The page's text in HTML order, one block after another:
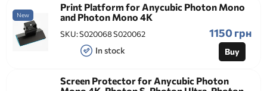
New
Print Platform for Anycubic Photon Mono
and Photon Mono 4K
SKU:S020068 S020062
In stock
1150 грн
Buy
Screen Protector for Anycubic Photon